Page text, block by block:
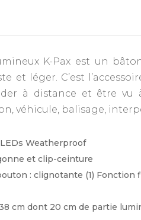
K-Pax est un
et léger. C’est
à distance et être vu
véhicule, balisage,
Weatherproof
et clip-ceinture
: clignotante (1) Fonction
cm dont 20 cm de partie